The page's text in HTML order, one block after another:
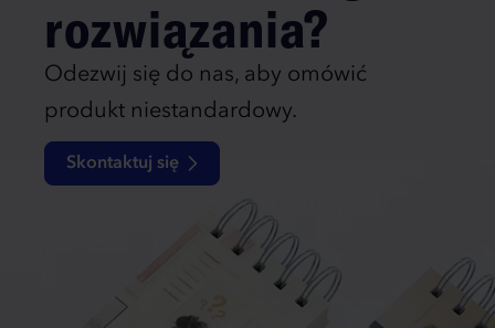
rozwiązania?
Odezwij się do nas, aby omówić
produkt niestandardowy.
Skontaktuj się